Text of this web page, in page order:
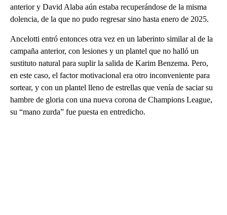
anterior y David Alaba aún estaba recuperándose de la misma
dolencia, de la que no pudo regresar sino hasta enero de 2025.
Ancelotti entró entonces otra vez en un laberinto similar al de la
campaña anterior, con lesiones y un plantel que no halló un
sustituto natural para suplir la salida de Karim Benzema. Pero,
en este caso, el factor motivacional era otro inconveniente para
sortear, y con un plantel lleno de estrellas que venía de saciar su
hambre de gloria con una nueva corona de Champions League,
su “mano zurda” fue puesta en entredicho.